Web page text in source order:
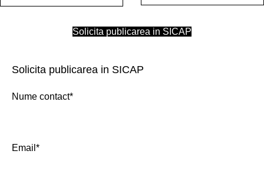
Solicita publicarea in SICAP
Solicita publicarea in SICAP
Nume contact*
Email*